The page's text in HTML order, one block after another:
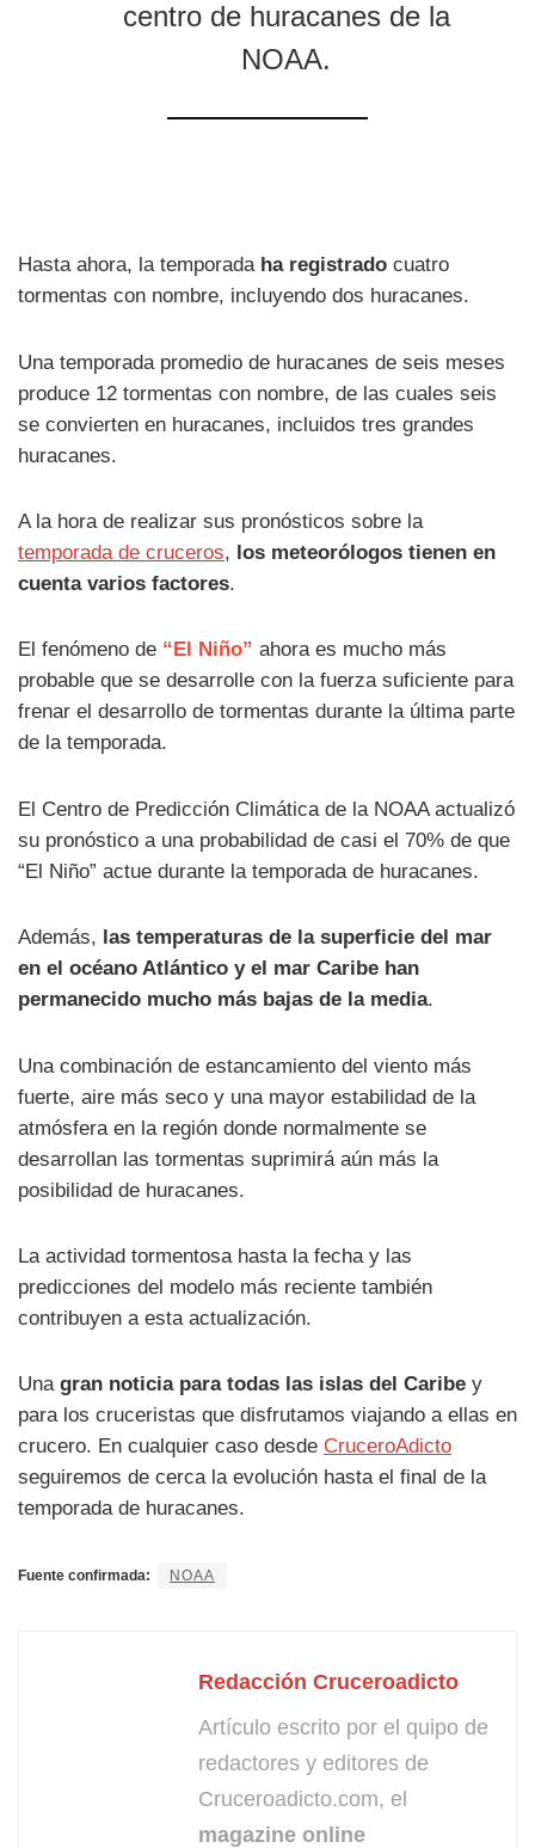
centro de huracanes de la
NOAA.
Hasta ahora, la temporada ha registrado cuatro
tormentas con nombre, incluyendo dos huracanes.
Una temporada promedio de huracanes de seis meses
produce 12 tormentas con nombre, de las cuales seis
se convierten en huracanes, incluidos tres grandes
huracanes.
A la hora de realizar sus pronósticos sobre la
temporada de cruceros, los meteorólogos tienen en
cuenta varios factores.
El fenómeno de “El Niño” ahora es mucho más
probable que se desarrolle con la fuerza suficiente para
frenar el desarrollo de tormentas durante la última parte
de la temporada.
El Centro de Predicción Climática de la NOAA actualizó
su pronóstico a una probabilidad de casi el 70% de que
“El Niño” actue durante la temporada de huracanes.
Además, las temperaturas de la superficie del mar
en el océano Atlántico y el mar Caribe han
permanecido mucho más bajas de la media.
Una combinación de estancamiento del viento más
fuerte, aire más seco y una mayor estabilidad de la
atmósfera en la región donde normalmente se
desarrollan las tormentas suprimirá aún más la
posibilidad de huracanes.
La actividad tormentosa hasta la fecha y las
predicciones del modelo más reciente también
contribuyen a esta actualización.
Una gran noticia para todas las islas del Caribe y
para los cruceristas que disfrutamos viajando a ellas en
crucero. En cualquier caso desde CruceroAdicto
seguiremos de cerca la evolución hasta el final de la
temporada de huracanes.
Fuente confirmada: NOAA
Redacción Cruceroadicto
Artículo escrito por el quipo de
redactores y editores de
Cruceroadicto.com, el
magazine online